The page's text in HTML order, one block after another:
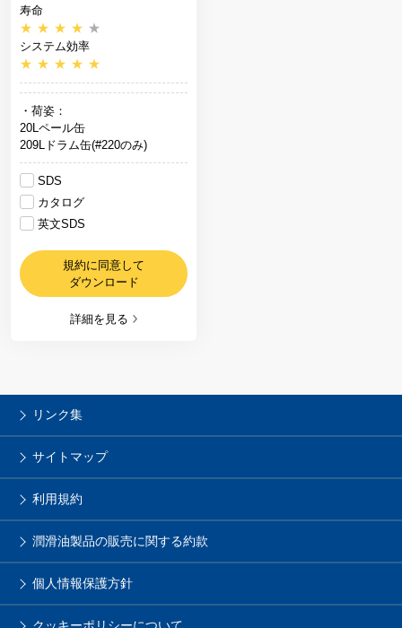
寿命
★ ★ ★ ★ ★
システム効率
★ ★ ★ ★ ★
・荷姿：
20Lペール缶
209Lドラム缶(#220のみ)
SDS
カタログ
英文SDS
規約に同意して
ダウンロード
詳細を見る
リンク集
サイトマップ
利用規約
潤滑油製品の販売に関する約款
個人情報保護方針